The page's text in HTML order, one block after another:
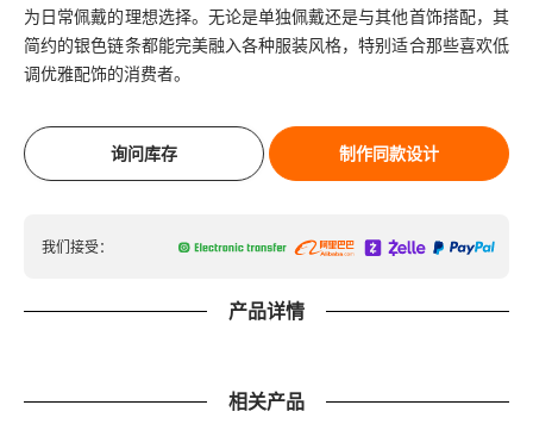
为日常佩戴的理想选择。无论是单独佩戴还是与其他首饰搭配，其
简约的银色链条都能完美融入各种服装风格，特别适合那些喜欢低
调优雅配饰的消费者。
询问库存 制作同款设计
我们接受：
产品详情
相关产品